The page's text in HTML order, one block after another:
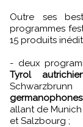
Outre ses
programmes
15 produits
- deux
Tyrol
germanophones
allant de
et Salzbourg ;